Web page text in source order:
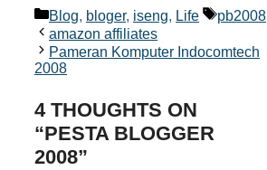
Categories
Blog, bloger, iseng, Life Tags
pb2008
amazon affiliates
Pameran Komputer Indocomtech
2008
4 THOUGHTS ON
“PESTA BLOGGER
2008”